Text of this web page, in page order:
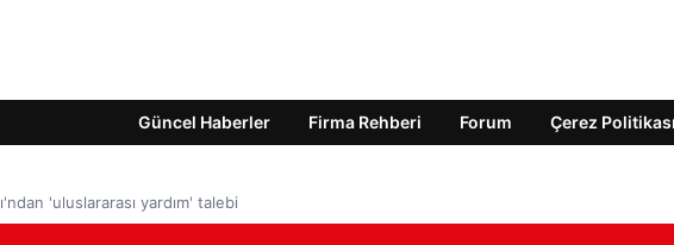
Güncel Haberler Firma Rehberi Forum Çerez Politikası
'uluslararası yardım' talebi